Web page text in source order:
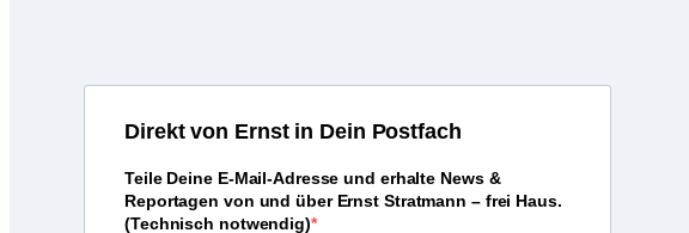
Direkt von Ernst in Dein Postfach
Teile Deine E-Mail-Adresse und erhalte News &
Reportagen von und über Ernst Stratmann – frei Haus.
(Technisch notwendig)